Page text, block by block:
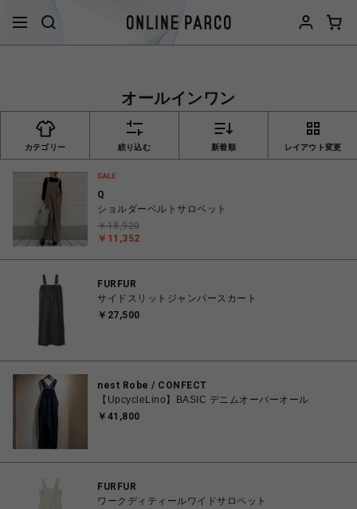
オールインワン
カテゴリー 絞り込む 新着順 レイアウト変更
Q
ショルダーベルトサロペット
￥11,352
￥18,920
FURFUR
サイドスリットジャンパースカート
￥27,500
nest Robe / CONFECT
【UpcycleLino】BASIC デニムオーバーオール
￥41,800
FURFUR
ワークディティールワイドサロペット